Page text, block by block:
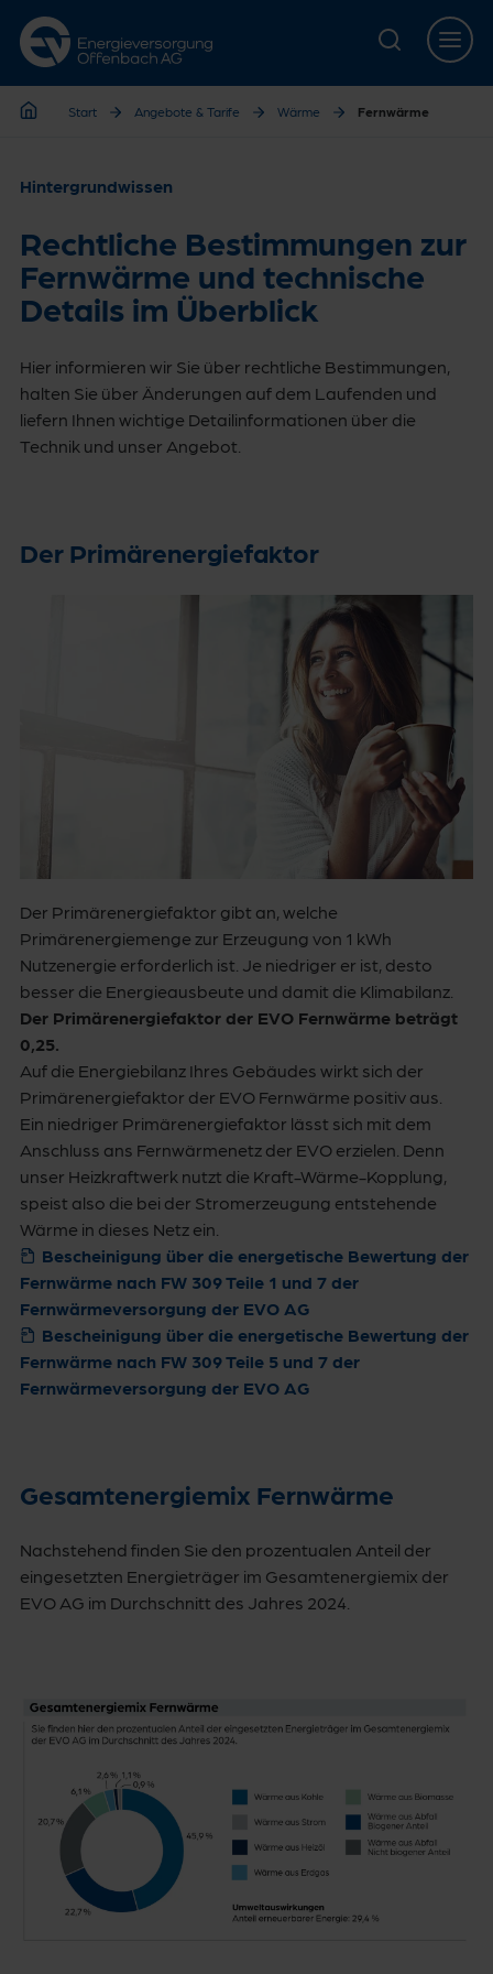
Zur Hauptnavigation springen
Zur Servicelasche springen
Zum Hauptinhalt springen
Zur Footernavigation springen
Start Angebote & Tarife Wärme Fernwärme
Hintergrundwissen
Rechtliche Bestimmungen zur
Fernwärme und technische
Details im Überblick
Hier informieren wir Sie über rechtliche Bestimmungen,
halten Sie über Änderungen auf dem Laufenden und
liefern Ihnen wichtige Detailinformationen über die
Technik und unser Angebot.
Der Primärenergiefaktor
Der Primärenergiefaktor gibt an, welche
Primärenergiemenge zur Erzeugung von 1 kWh
Nutzenergie erforderlich ist. Je niedriger er ist, desto
besser die Energieausbeute und damit die Klimabilanz.
Der Primärenergiefaktor der EVO Fernwärme beträgt
0,25.
Auf die Energiebilanz Ihres Gebäudes wirkt sich der
Primärenergiefaktor der EVO Fernwärme positiv aus.
Ein niedriger Primärenergiefaktor lässt sich mit dem
Anschluss ans Fernwärmenetz der EVO erzielen. Denn
unser Heizkraftwerk nutzt die Kraft-Wärme-Kopplung,
speist also die bei der Stromerzeugung entstehende
Wärme in dieses Netz ein.
Bescheinigung über die energetische Bewertung der
Fernwärme nach FW 309 Teile 1 und 7 der
Fernwärmeversorgung der EVO AG
Bescheinigung über die energetische Bewertung der
Fernwärme nach FW 309 Teile 5 und 7 der
Fernwärmeversorgung der EVO AG
Gesamtenergiemix Fernwärme
Nachstehend finden Sie den prozentualen Anteil der
eingesetzten Energieträger im Gesamtenergiemix der
EVO AG im Durchschnitt des Jahres 2024.